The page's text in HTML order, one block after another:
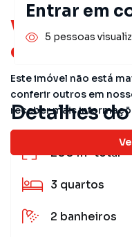
Você pode
Este imóvel não está
conferir outros em
receber mais
Detalhes
200 m²total
3 quartos
2 banheiros
Entrar em
5 pessoas